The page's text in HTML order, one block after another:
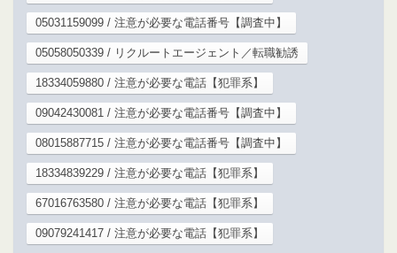
05031159099 / 注意が必要な電話番号【調査中】
05058050339 / リクルートエージェント／転職勧誘
18334059880 / 注意が必要な電話【犯罪系】
09042430081 / 注意が必要な電話番号【調査中】
08015887715 / 注意が必要な電話番号【調査中】
18334839229 / 注意が必要な電話【犯罪系】
67016763580 / 注意が必要な電話【犯罪系】
09079241417 / 注意が必要な電話【犯罪系】